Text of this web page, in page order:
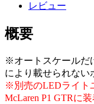
レビュー
概要
※オートスケールだ
により載せられない
※別売のLEDライト
McLaren P1 GTRに装